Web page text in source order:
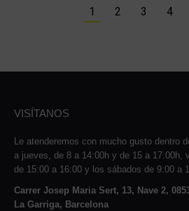
1 2 3 4
VISÍTANOS
Le atenderemos con mucho gusto dentro
a jueves, de 8 a 14:00h y de 15 a 17:00h,
de 15:00 a 16:00 y los sábados de 9:00 a
Carrer Josep Maria Sert, 13, Nave 2,
La Garriga, Barcelona